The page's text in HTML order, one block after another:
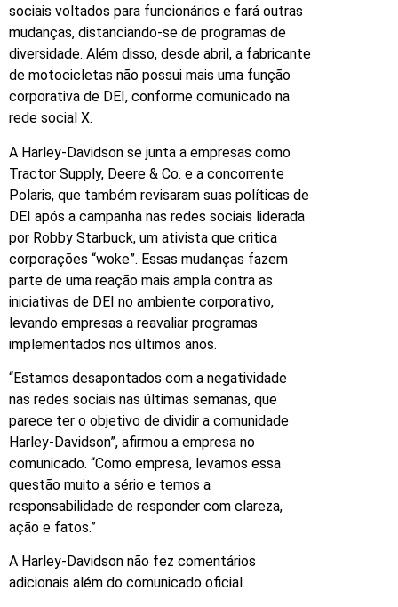
sociais voltados para funcionários e fará outras
mudanças, distanciando-se de programas de
diversidade. Além disso, desde abril, a fabricante
de motocicletas não possui mais uma função
corporativa de DEI, conforme comunicado na
rede social X.
A Harley-Davidson se junta a empresas como
Tractor Supply, Deere & Co. e a concorrente
Polaris, que também revisaram suas políticas de
DEI após a campanha nas redes sociais liderada
por Robby Starbuck, um ativista que critica
corporações “woke”. Essas mudanças fazem
parte de uma reação mais ampla contra as
iniciativas de DEI no ambiente corporativo,
levando empresas a reavaliar programas
implementados nos últimos anos.
“Estamos desapontados com a negatividade
nas redes sociais nas últimas semanas, que
parece ter o objetivo de dividir a comunidade
Harley-Davidson”, afirmou a empresa no
comunicado. “Como empresa, levamos essa
questão muito a sério e temos a
responsabilidade de responder com clareza,
ação e fatos.”
A Harley-Davidson não fez comentários
adicionais além do comunicado oficial.